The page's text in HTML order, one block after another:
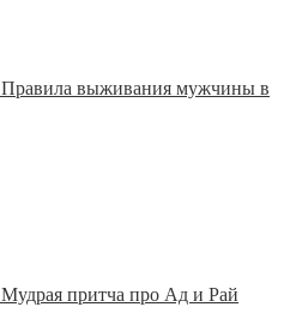
Правила выживания мужчины в
Мудрая притча про Ад и Рай